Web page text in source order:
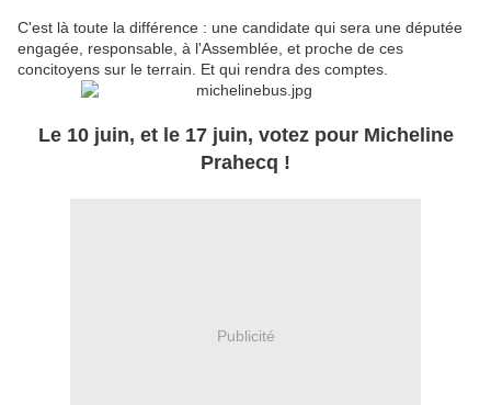
C'est là toute la différence : une candidate qui sera une députée
engagée, responsable, à l'Assemblée, et proche de ces
concitoyens sur le terrain. Et qui rendra des comptes.
Le 10 juin, et le 17 juin, votez pour Micheline
Prahecq !
Publicité